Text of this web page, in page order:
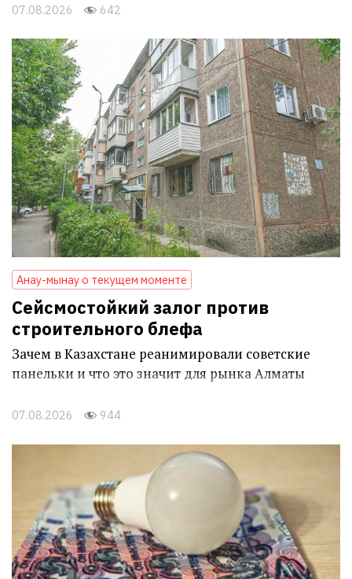
07.08.2026 642
Анау-мынау о текущем моменте
Сейсмостойкий залог против
строительного блефа
Зачем в Казахстане реанимировали советские
панельки и что это значит для рынка Алматы
07.08.2026 944